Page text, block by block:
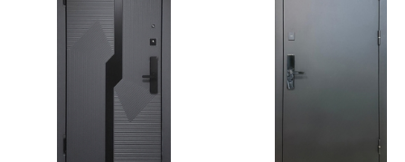
Хочу такую